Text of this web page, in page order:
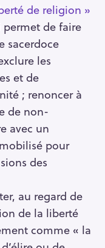
de religion »
de faire
sacerdoce
les
et de
; renoncer à
de non-
avec un
pour
des
au regard de
de la liberté
comme « la